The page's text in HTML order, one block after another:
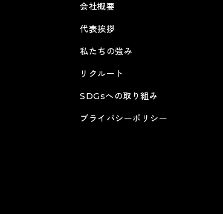
会社概要
代表挨拶
私たちの強み
リクルート
SDGsへの取り組み
プライバシーポリシー